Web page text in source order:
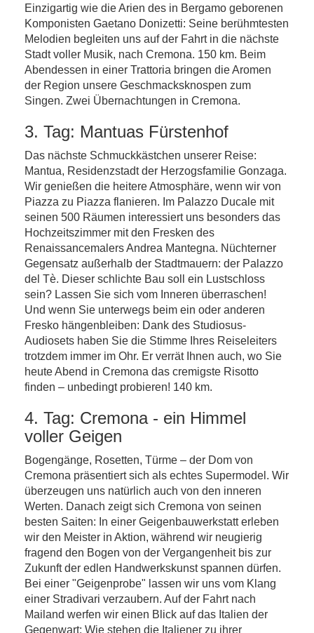
Einzigartig wie die Arien des in Bergamo geborenen
Komponisten Gaetano Donizetti: Seine berühmtesten
Melodien begleiten uns auf der Fahrt in die nächste
Stadt voller Musik, nach Cremona. 150 km. Beim
Abendessen in einer Trattoria bringen die Aromen
der Region unsere Geschmacksknospen zum
Singen. Zwei Übernachtungen in Cremona.
3. Tag: Mantuas Fürstenhof
Das nächste Schmuckkästchen unserer Reise:
Mantua, Residenzstadt der Herzogsfamilie Gonzaga.
Wir genießen die heitere Atmosphäre, wenn wir von
Piazza zu Piazza flanieren. Im Palazzo Ducale mit
seinen 500 Räumen interessiert uns besonders das
Hochzeitszimmer mit den Fresken des
Renaissancemalers Andrea Mantegna. Nüchterner
Gegensatz außerhalb der Stadtmauern: der Palazzo
del Tè. Dieser schlichte Bau soll ein Lustschloss
sein? Lassen Sie sich vom Inneren überraschen!
Und wenn Sie unterwegs beim ein oder anderen
Fresko hängenbleiben: Dank des Studiosus-
Audiosets haben Sie die Stimme Ihres Reiseleiters
trotzdem immer im Ohr. Er verrät Ihnen auch, wo Sie
heute Abend in Cremona das cremigste Risotto
finden – unbedingt probieren! 140 km.
4. Tag: Cremona - ein Himmel
voller Geigen
Bogengänge, Rosetten, Türme – der Dom von
Cremona präsentiert sich als echtes Supermodel. Wir
überzeugen uns natürlich auch von den inneren
Werten. Danach zeigt sich Cremona von seinen
besten Saiten: In einer Geigenbauwerkstatt erleben
wir den Meister in Aktion, während wir neugierig
fragend den Bogen von der Vergangenheit bis zur
Zukunft der edlen Handwerkskunst spannen dürfen.
Bei einer "Geigenprobe" lassen wir uns vom Klang
einer Stradivari verzaubern. Auf der Fahrt nach
Mailand werfen wir einen Blick auf das Italien der
Gegenwart: Wie stehen die Italiener zu ihrer